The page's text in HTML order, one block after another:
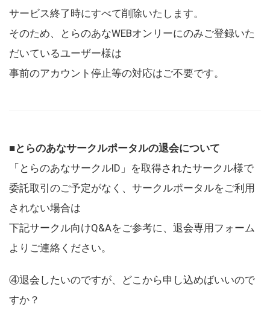
サービス終了時にすべて削除いたします。
そのため、とらのあなWEBオンリーにのみご登録いた
だいているユーザー様は
事前のアカウント停止等の対応はご不要です。
■とらのあなサークルポータルの退会について
「とらのあなサークルID」を取得されたサークル様で
委託取引のご予定がなく、サークルポータルをご利用
されない場合は
下記サークル向けQ&Aをご参考に、退会専用フォーム
よりご連絡ください。
④退会したいのですが、どこから申し込めばいいので
すか？